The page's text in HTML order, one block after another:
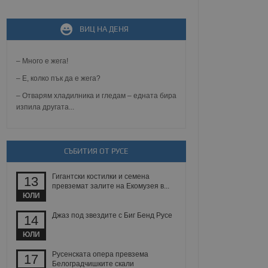
ВИЦ НА ДЕНЯ
– Много е жега!
– Е, колко пък да е жега?
– Отварям хладилника и гледам – едната бира
изпила другата...
СЪБИТИЯ ОТ РУСЕ
13
ЮЛИ
Гигантски костилки и семена
превземат залите на Екомузея в...
14
ЮЛИ
Джаз под звездите с Биг Бенд Русе
17
Русенската опера превзема
Белоградчишките скали
зададена от уеб
MVC
известно като
Той не съдържа
при затваряне
на съгласието на
за тяхното
че техните
между хората
за да се правят
уебсайт.
на
на бисквитките,
съответствие и
и
предоставя
използва